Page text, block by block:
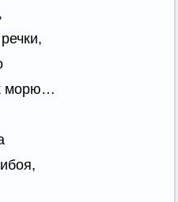
морю…